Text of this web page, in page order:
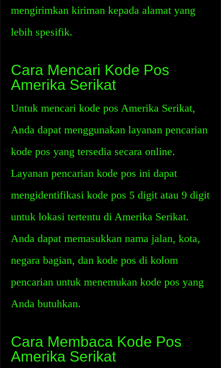
mengirimkan kiriman kepada alamat yang
lebih spesifik.
Cara Mencari Kode Pos
Amerika Serikat
Untuk mencari kode pos Amerika Serikat,
Anda dapat menggunakan layanan pencarian
kode pos yang tersedia secara online.
Layanan pencarian kode pos ini dapat
mengidentifikasi kode pos 5 digit atau 9 digit
untuk lokasi tertentu di Amerika Serikat.
Anda dapat memasukkan nama jalan, kota,
negara bagian, dan kode pos di kolom
pencarian untuk menemukan kode pos yang
Anda butuhkan.
Cara Membaca Kode Pos
Amerika Serikat